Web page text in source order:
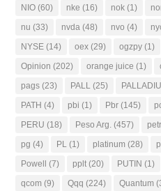
NIO (60) nke (16) nok (1)
nu (33) nvda (48) nvo (4)
NYSE (14) oex (29) ogzpy (1)
Opinion (202) orange juice (1)
pags (23) PALL (25)
PATH (4) pbi (1) Pbr (145)
PERU (18) Peso Arg. (457)
pg (4) PL (1) platinum (28)
Powell
(7) pplt (20) PUTIN (1)
qcom (9) Qqq (224) Quantum